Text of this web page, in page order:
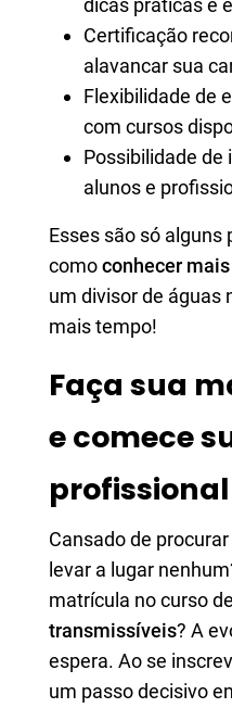
Certificação
alavancar sua
Flexibilidade de
com cursos
Possibilidade
alunos e
Esses são só
comoconhecer
um divisor de águas
mais tempo!
Faça sua
e comece
profissional
Cansado de
levar a lugar
matrícula no curso de
transmissíveis? A
espera. Ao se
um passo decisivo